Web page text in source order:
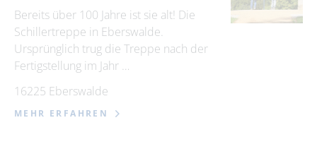
Bereits über 100 Jahre ist sie alt! Die
Schillertreppe in Eberswalde.
Ursprünglich trug die Treppe nach der
Fertigstellung im Jahr …
16225 Eberswalde
MEHR ERFAHREN